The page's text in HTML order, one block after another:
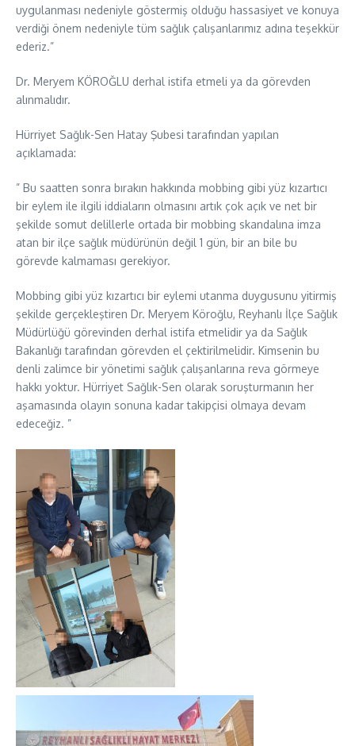
uygulanması nedeniyle göstermiş olduğu hassasiyet ve konuya
verdiği önem nedeniyle tüm sağlık çalışanlarımız adına teşekkür
ederiz.”
Dr. Meryem KÖROĞLU derhal istifa etmeli ya da görevden
alınmalıdır.
Hürriyet Sağlık-Sen Hatay Şubesi tarafından yapılan
açıklamada:
” Bu saatten sonra bırakın hakkında mobbing gibi yüz kızartıcı
bir eylem ile ilgili iddiaların olmasını artık çok açık ve net bir
şekilde somut delillerle ortada bir mobbing skandalına imza
atan bir ilçe sağlık müdürünün değil 1 gün, bir an bile bu
görevde kalmaması gerekiyor.
Mobbing gibi yüz kızartıcı bir eylemi utanma duygusunu yitirmiş
şekilde gerçekleştiren Dr. Meryem Köroğlu, Reyhanlı İlçe Sağlık
Müdürlüğü görevinden derhal istifa etmelidir ya da Sağlık
Bakanlığı tarafından görevden el çektirilmelidir. Kimsenin bu
denli zalimce bir yönetimi sağlık çalışanlarına reva görmeye
hakkı yoktur. Hürriyet Sağlık-Sen olarak soruşturmanın her
aşamasında olayın sonuna kadar takipçisi olmaya devam
edeceğiz. ”